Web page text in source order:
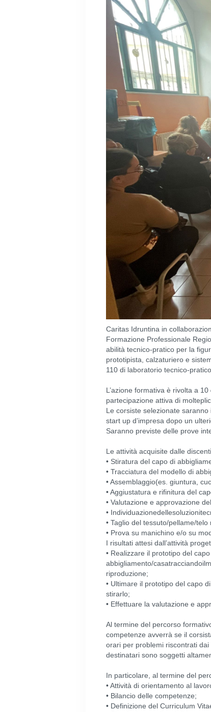
Caritas Idruntina in
Formazione Professionale
abilità tecnico-pratico per la
prototipista, calzaturiero e
110 di laboratorio tecnico-
L’azione formativa è rivolta a
partecipazione attiva di
Le corsiste selezionate
start up d’impresa dopo un
Saranno previste delle prove
Le attività acquisite dalle
• Stiratura del capo di
• Tracciatura del modello di
• Assemblaggio(es. giuntura,
• Aggiustatura e rifinitura del
• Valutazione e approvazione
•
• Taglio del tessuto/pellame/
• Prova su manichino e/o su
I risultati attesi dall’attività
• Realizzare il prototipo del
abbigliamento/
riproduzione;
• Ultimare il prototipo del capo
stirarlo;
• Effettuare la valutazione e
Al termine del percorso
competenze avverrà se il
orari per problemi riscontrati
destinatari sono soggetti
In particolare, al termine del
• Attività di orientamento al
• Bilancio delle competenze;
• Definizione del Curriculum